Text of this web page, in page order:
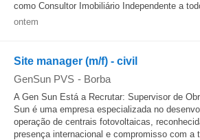
como Consultor Imobiliário Independente a
ontem
Site manager (m/f) - civil
GenSun PVS - Borba
A Gen Sun Está a Recrutar: Supervisor de
Sun é uma empresa especializada no
operação de centrais fotovoltaicas,
presença internacional e compromisso com a